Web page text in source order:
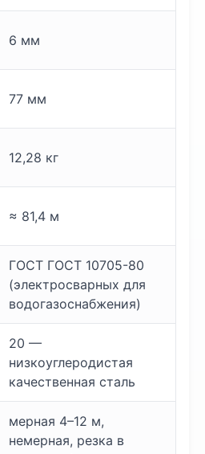
6 мм
77 мм
12,28 кг
≈ 81,4 м
ГОСТ ГОСТ 10705-80
(электросварных для
водогазоснабжения)
20 —
низкоуглеродистая
качественная сталь
мерная 4–12 м,
немерная, резка в